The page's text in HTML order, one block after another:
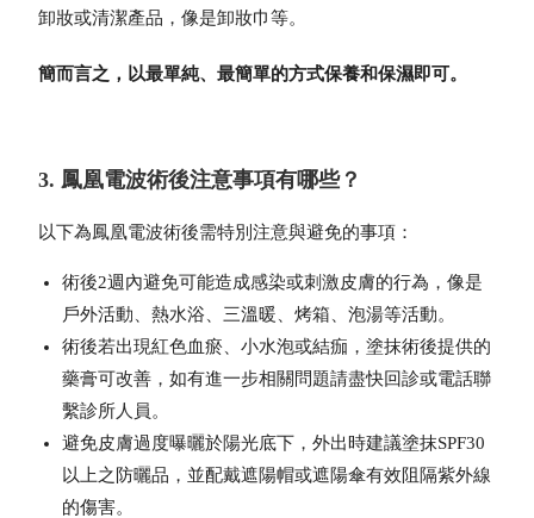
卸妝或清潔產品，像是卸妝巾等。
簡而言之，以最單純、最簡單的方式保養和保濕即可。
3. 鳳凰電波術後注意事項有哪些？
以下為鳳凰電波術後需特別注意與避免的事項：
術後2週內避免可能造成感染或刺激皮膚的行為，像是
戶外活動、熱水浴、三溫暖、烤箱、泡湯等活動。
術後若出現紅色血瘀、小水泡或結痂，塗抹術後提供的
藥膏可改善，如有進一步相關問題請盡快回診或電話聯
繫診所人員。
避免皮膚過度曝曬於陽光底下，外出時建議塗抹SPF30
以上之防曬品，並配戴遮陽帽或遮陽傘有效阻隔紫外線
的傷害。